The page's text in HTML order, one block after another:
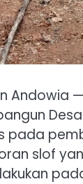
Andowia
pada
slof